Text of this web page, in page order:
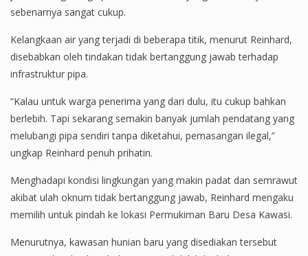
sebenarnya sangat cukup.
Kelangkaan air yang terjadi di beberapa titik, menurut Reinhard,
disebabkan oleh tindakan tidak bertanggung jawab terhadap
infrastruktur pipa.
“Kalau untuk warga penerima yang dari dulu, itu cukup bahkan
berlebih. Tapi sekarang semakin banyak jumlah pendatang yang
melubangi pipa sendiri tanpa diketahui, pemasangan ilegal,”
ungkap Reinhard penuh prihatin.
Menghadapi kondisi lingkungan yang makin padat dan semrawut
akibat ulah oknum tidak bertanggung jawab, Reinhard mengaku
memilih untuk pindah ke lokasi Permukiman Baru Desa Kawasi.
Menurutnya, kawasan hunian baru yang disediakan tersebut